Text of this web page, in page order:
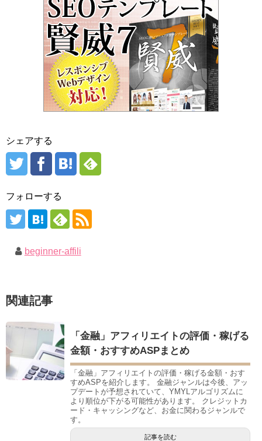
シェアする
フォローする
beginner-affili
関連記事
「金融」アフィリエイトの評価・稼げる
金額・おすすめASPまとめ
「金融」アフィリエイトの評価・稼げる金額・おす
すめASPを紹介します。 金融ジャンルは今後、アッ
プデートが予想されていて、YMYLアルゴリズムに
より順位が下がる可能性があります。 クレジットカ
ード・キャッシングなど、お金に関わるジャンルで
す。
記事を読む